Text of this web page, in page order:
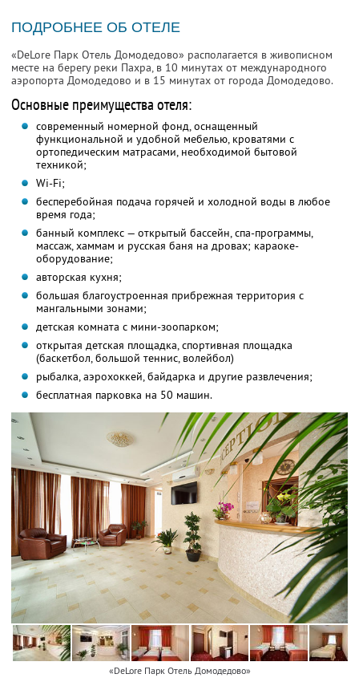
ПОДРОБНЕЕ ОБ ОТЕЛЕ
«DeLore Парк Отель Домодедово» располагается в живописном
месте на берегу реки Пахра, в 10 минутах от международного
аэропорта Домодедово и в 15 минутах от города Домодедово.
Основные преимущества отеля:
современный номерной фонд, оснащенный
функциональной и удобной мебелью, кроватями с
ортопедическим матрасами, необходимой бытовой
техникой;
Wi-Fi;
бесперебойная подача горячей и холодной воды в любое
время года;
банный комплекс — открытый бассейн, спа-программы,
массаж, хаммам и русская баня на дровах; караоке-
оборудование;
авторская кухня;
большая благоустроенная прибрежная территория с
мангальными зонами;
детская комната с мини-зоопарком;
открытая детская площадка, спортивная площадка
(баскетбол, большой теннис, волейбол)
рыбалка, аэрохоккей, байдарка и другие развлечения;
бесплатная парковка на 50 машин.
«DeLore Парк Отель Домодедово»